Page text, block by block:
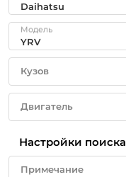
Модель
Кузов
Двигатель
Настройки поиска
Примечание